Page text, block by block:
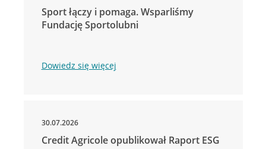
Sport łączy i pomaga. Wsparliśmy
Fundację Sportolubni
Dowiedz się więcej
30.07.2026
Credit Agricole opublikował Raport ESG